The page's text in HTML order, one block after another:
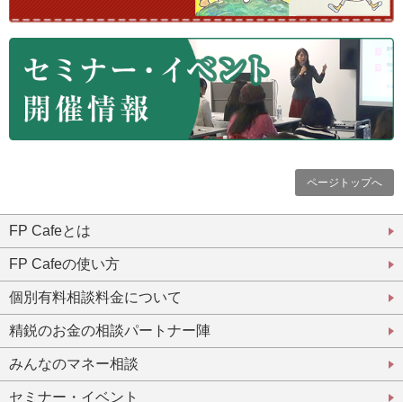
ページトップへ
FP Cafeとは
FP Cafeの使い方
個別有料相談料金について
精鋭のお金の相談パートナー陣
みんなのマネー相談
セミナー・イベント